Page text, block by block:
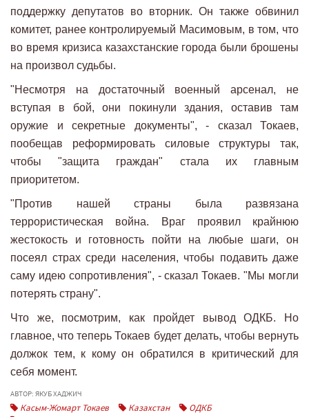
поддержку депутатов во вторник. Он также обвинил
комитет, ранее контролируемый Масимовым, в том, что
во время кризиса казахстанские города были брошены
на произвол судьбы.
"Несмотря на достаточный военный арсенал, не
вступая в бой, они покинули здания, оставив там
оружие и секретные документы", - сказал Токаев,
пообещав реформировать силовые структуры так,
чтобы "защита граждан" стала их главным
приоритетом.
"Против нашей страны была развязана
террористическая война. Враг проявил крайнюю
жестокость и готовность пойти на любые шаги, он
посеял страх среди населения, чтобы подавить даже
саму идею сопротивления", - сказал Токаев. "Мы могли
потерять страну".
Что же, посмотрим, как пройдет вывод ОДКБ. Но
главное, что теперь Токаев будет делать, чтобы вернуть
должок тем, к кому он обратился в критический для
себя момент.
АВТОР: ЯКУБ ХАДЖИЧ
Касым-Жомарт Токаев Казахстан
ОДКБ